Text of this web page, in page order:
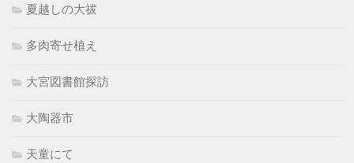
夏越しの大祓
多肉寄せ植え
大宮図書館探訪
大陶器市
天童にて